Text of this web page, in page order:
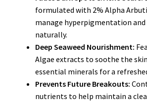
formulated with 2% Alpha
manage hyperpigmentation and
naturally.
Deep Seaweed Nourishment:
Algae extracts to soothe the
essential minerals for a
Prevents Future Breakouts:
nutrients to help maintain a